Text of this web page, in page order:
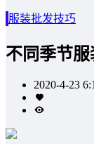
服装批发技巧
不同季节
2020-4-23